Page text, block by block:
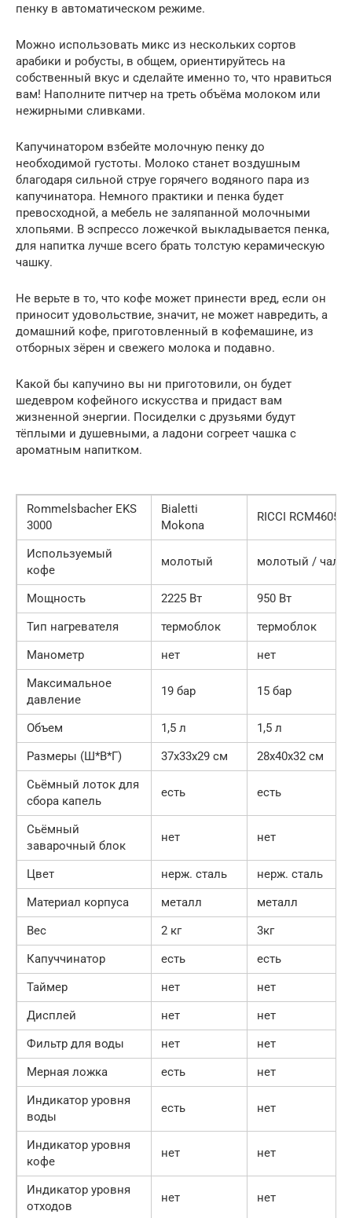
пенку в автоматическом режиме.
Можно использовать микс из нескольких сортов
арабики и робусты, в общем, ориентируйтесь на
собственный вкус и сделайте именно то, что нравиться
вам! Наполните питчер на треть объёма молоком или
нежирными сливками.
Капучинатором взбейте молочную пенку до
необходимой густоты. Молоко станет воздушным
благодаря сильной струе горячего водяного пара из
капучинатора. Немного практики и пенка будет
превосходной, а мебель не заляпанной молочными
хлопьями. В эспрессо ложечкой выкладывается пенка,
для напитка лучше всего брать толстую керамическую
чашку.
Не верьте в то, что кофе может принести вред, если он
приносит удовольствие, значит, не может навредить, а
домашний кофе, приготовленный в кофемашине, из
отборных зёрен и свежего молока и подавно.
Какой бы капучино вы ни приготовили, он будет
шедевром кофейного искусства и придаст вам
жизненной энергии. Посиделки с друзьями будут
тёплыми и душевными, а ладони согреет чашка с
ароматным напитком.
Rommelsbacher EKS
3000
Bialetti
Mokona
RICCI RCM4605
Используемый
кофе
молотый молотый /
Мощность 2225 Вт
950 Вт
Тип нагревателя
термоблок
термоблок
Манометр
нет
нет
Максимальное
давление
19 бар 15 бар
Объем 1,5 л
1,5 л
Размеры (Ш*В*Г)
37x33x29 см
28x40x32 см
Сьёмный лоток для
сбора капель
есть есть
Сьёмный
заварочный блок
нет нет
Цвет нерж. сталь
нерж. сталь
Материал корпуса
металл
металл
Вес
2 кг
3кг
Капуччинатор
есть
есть
Таймер
нет
нет
Дисплей
нет
нет
Фильтр для воды
нет
нет
Мерная ложка
есть
нет
Индикатор уровня
воды
есть нет
Индикатор уровня
кофе
нет нет
Индикатор уровня
отходов
нет нет